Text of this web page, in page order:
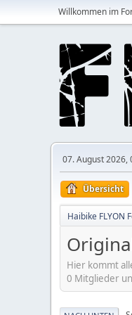
Willkommen im
07. August 2026,
Übersicht
Haibike FLYON
Hier kommt
0 Mitglieder